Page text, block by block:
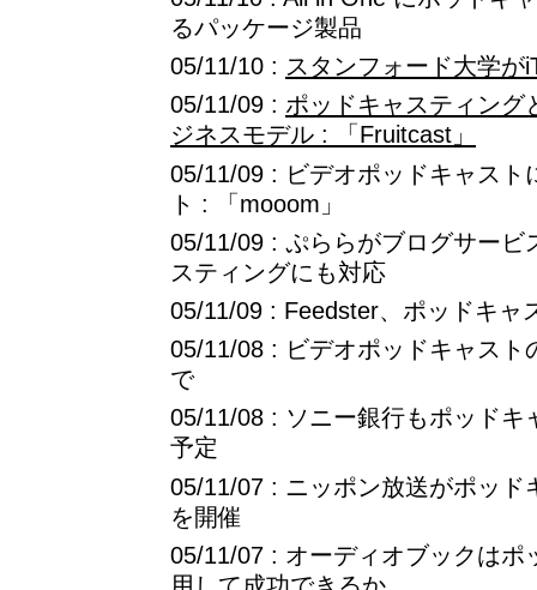
るパッケージ製品
05/11/10 : スタンフォード大学が
05/11/09 : ポッドキャスティング
ジネスモデル : 「Fruitcast」
05/11/09 : ビデオポッドキャスト
ト : 「mooom」
05/11/09 : ぷららがブログサービ
スティングにも対応
05/11/09 : Feedster、ポッドキャ
05/11/08 : ビデオポッドキャスト
で
05/11/08 : ソニー銀行もポッドキ
予定
05/11/07 : ニッポン放送がポッド
を開催
05/11/07 : オーディオブックはポ